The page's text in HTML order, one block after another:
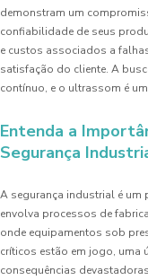
demonstram um
confiabilidade de seus
e custos associados a
satisfação do cliente. A
contínuo, e o ultrassom é
Entenda a
Segurança
A segurança industrial é um
envolva processos de
onde equipamentos sob
críticos estão em jogo, uma
consequências